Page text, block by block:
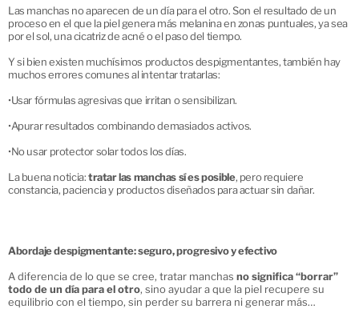
Las manchas no aparecen de un día para el otro. Son el resultado de un
proceso en el que la piel genera más melanina en zonas puntuales, ya sea
por el sol, una cicatriz de acné o el paso del tiempo.
Y si bien existen muchísimos productos despigmentantes, también hay
muchos errores comunes al intentar tratarlas:
•Usar fórmulas agresivas que irritan o sensibilizan.
•Apurar resultados combinando demasiados activos.
•No usar protector solar todos los días.
La buena noticia:tratar las manchas sí es posible, pero requiere
constancia, paciencia y productos diseñados para actuar sin dañar.
Abordaje despigmentante: seguro, progresivo y efectivo
A diferencia de lo que se cree, tratar manchas no significa “borrar”
todo de un día para el otro, sino ayudar a que la piel recupere su
equilibrio con el tiempo, sin perder su barrera ni generar más